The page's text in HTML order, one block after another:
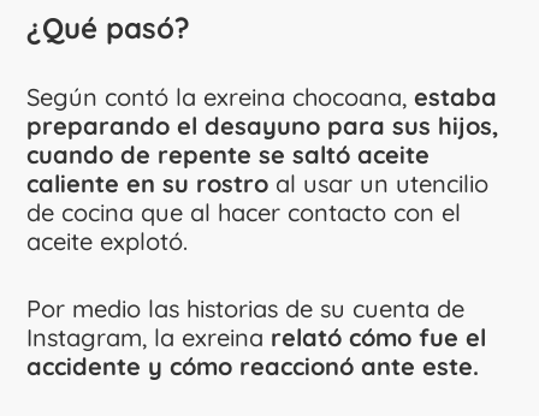
¿Qué pasó?
Según contó la exreina chocoana, estaba
preparando el desayuno para sus hijos,
cuando de repente se saltó aceite
caliente en su rostro al usar un utencilio
de cocina que al hacer contacto con el
aceite explotó.
Por medio las historias de su cuenta de
Instagram, la exreina relató cómo fue el
accidente y cómo reaccionó ante este.